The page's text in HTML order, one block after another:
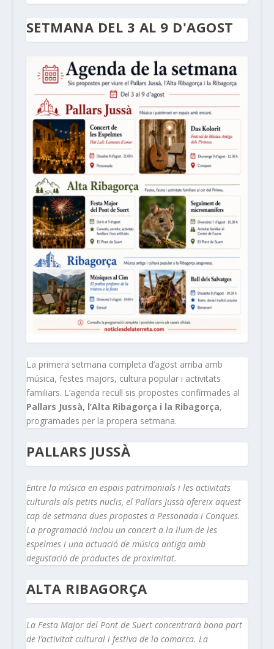
SETMANA DEL 3 AL 9 D'AGOST
La primera setmana completa d’agost arriba amb
música, festes majors, cultura popular i activitats
familiars. L’agenda recull sis propostes confirmades al
Pallars Jussà, l’Alta Ribagorça i la Ribagorça,
programades per la propera setmana.
PALLARS JUSSÀ
Entre la música en espais patrimonials i les activitats
culturals als petits nuclis, el Pallars Jussà ofereix aquest
cap de setmana dues propostes a Pessonada i Conques.
La programació inclou un concert a la llum de les
espelmes i una actuació de música antiga amb
degustació de productes de proximitat.
ALTA RIBAGORÇA
La Festa Major del Pont de Suert concentrarà bona part
de l’activitat cultural i festiva de la comarca. La